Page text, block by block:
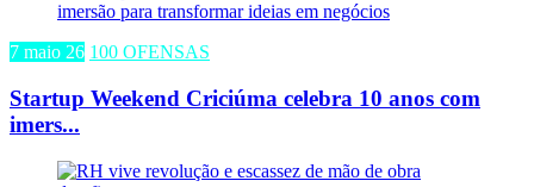
7 maio 26 100 OFENSAS
Startup Weekend Criciúma celebra 10 anos com
imers...